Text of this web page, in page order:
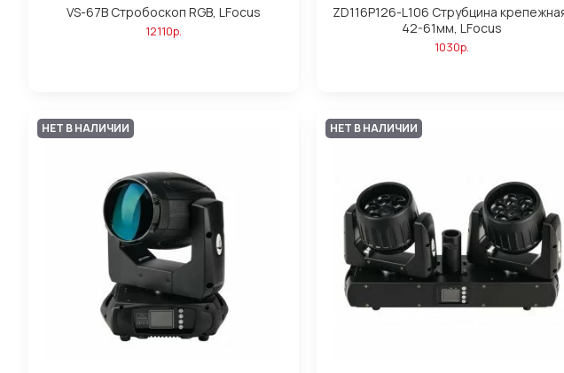
VS-67B Стробоскоп RGB, LFocus
12110р.
ZD116P126-L106 Струбцина
42-61мм, LFocus
1030р.
НЕТ В НАЛИЧИИ НЕТ В НАЛИЧИИ